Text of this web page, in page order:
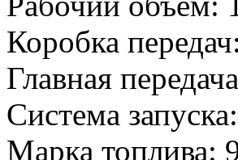
Коробка
Главная
Система
Марка топлива: